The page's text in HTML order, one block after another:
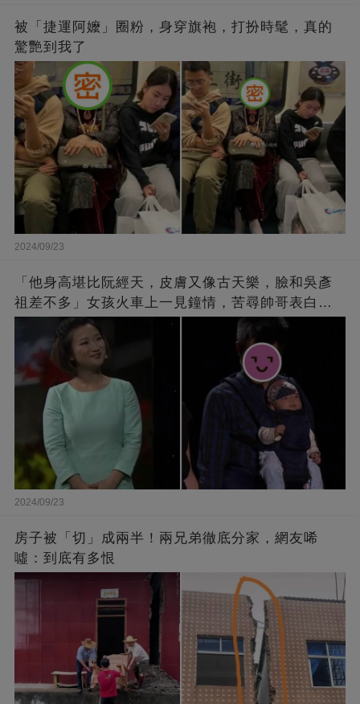
被「捷運阿嬤」圈粉，身穿旗袍，打扮時髦，真的
驚艷到我了
2024/09/23
「他身高堪比阮經天，皮膚又像古天樂，臉和吳彥
祖差不多」女孩火車上一見鐘情，苦尋帥哥表白，
最后卻尷尬不已
2024/09/23
房子被「切」成兩半！兩兄弟徹底分家，網友唏
噓：到底有多恨